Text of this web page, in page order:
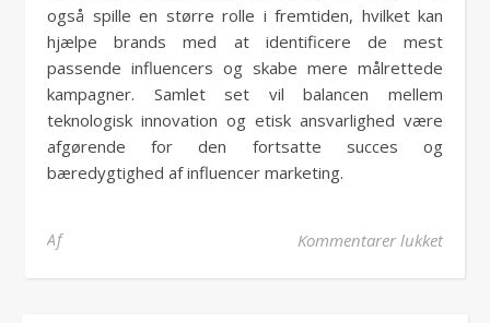
også spille en større rolle i fremtiden, hvilket kan
hjælpe brands med at identificere de mest
passende influencers og skabe mere målrettede
kampagner. Samlet set vil balancen mellem
teknologisk innovation og etisk ansvarlighed være
afgørende for den fortsatte succes og
bæredygtighed af influencer marketing.
Af Kommentarer lukkettil